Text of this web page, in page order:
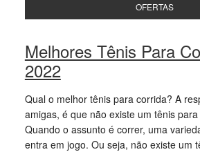
OFERTAS
Melhores Tênis Para
2022
Qual o melhor tênis para corrida? A
amigas, é que não existe um tênis
Quando o assunto é correr, uma
entra em jogo. Ou seja, não existe um